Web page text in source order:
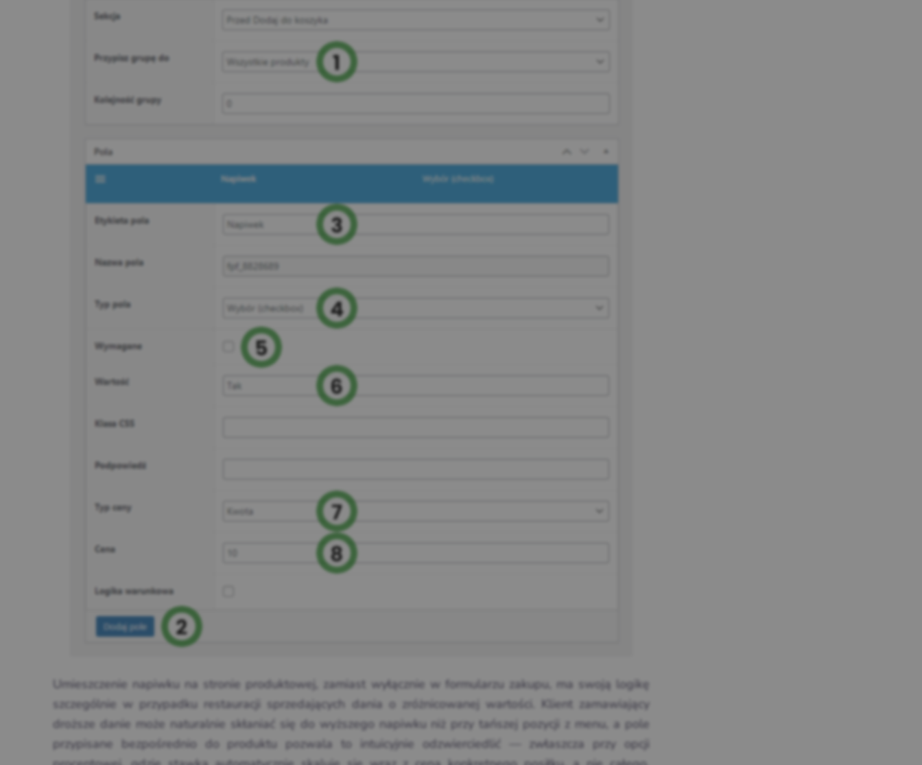
Umieszczenie napiwku na stronie produktowej, zamiast wyłącznie w formularzu zakupu, ma swoją logikę
szczególnie w przypadku restauracji sprzedających dania o zróżnicowanej wartości. Klient zamawiający
droższe danie może naturalnie skłaniać się do wyższego napiwku niż przy tańszej pozycji z menu, a pole
przypisane bezpośrednio do produktu pozwala to intuicyjnie odzwierciedlić — zwłaszcza przy opcji